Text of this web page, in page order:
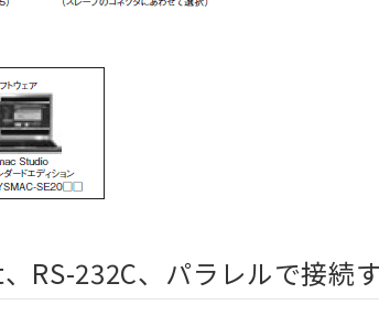
RS-232C、パラレルで接続